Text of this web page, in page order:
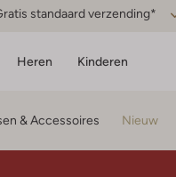
standaard verzending*
Heren Kinderen
& Accessoires Nieuw